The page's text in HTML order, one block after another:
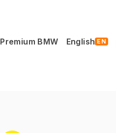
Premium BMW English EN